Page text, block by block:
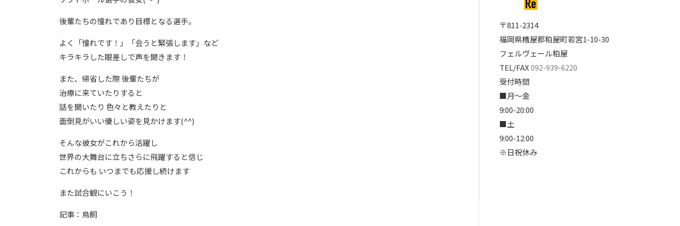
後輩たちの憧れであり目標となる選手。
よく「憧れです！」「会うと緊張します」など
キラキラした眼差しで声を聞きます！
また、帰省した際 後輩たちが
治療に来ていたりすると
話を聞いたり 色々と教えたりと
面倒見がいい優しい姿を見かけます(^^)
そんな彼女がこれから活躍し
世界の大舞台に立ちさらに飛躍すると信じ
これからも いつまでも応援し続けます
また試合観にいこう！
記事：鳥飼
〒811-2314
福岡県糟屋郡粕屋町若宮1-10-30
フェルヴェール粕屋
TEL/FAX 092-939-6220
受付時間
■月～金
9:00-20:00
■土
9:00-12:00
※日祝休み